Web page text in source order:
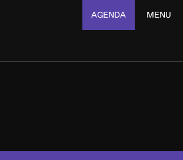
AGENDA MENU